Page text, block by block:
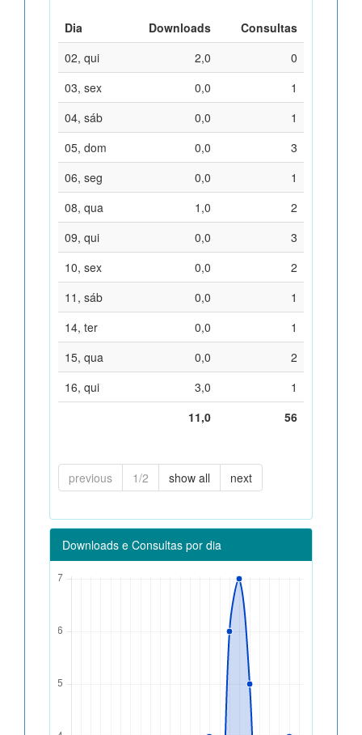
Dia Downloads
Consultas
02, qui
2,0
0
03, sex
0,0
1
04, sáb
0,0
1
05, dom
0,0
3
06, seg
0,0
1
08, qua
1,0
2
09, qui
0,0
3
10, sex
0,0
2
11, sáb
0,0
1
14, ter
0,0
1
15, qua
0,0
2
16, qui
3,0
1
11,0
56
previous 1/2 show all next
Downloads e Consultas por dia